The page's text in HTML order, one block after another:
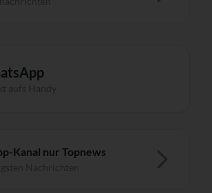
Kanal nur Topnews